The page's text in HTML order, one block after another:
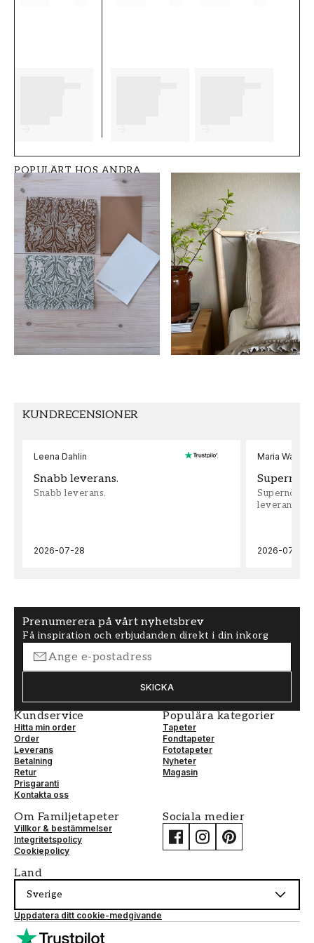
STIL
Klassisk 0,53
HÖJD (m)
10,05
MÖNSTER
Rutig
KOLLEKTION
Shaped spaces
FÄRG
Brun
TAPETTYP
Non-Woven
MÖNSTERPASSNING
Fri Passning
POPULÄRT HOS ANDRA
KUNDRECENSIONER
Leena Dahlin
Snabb leverans.
Snabb leverans.
2026-07-28
Maria
leveran,
2026-07-22
Prenumerera på vårt nyhetsbrev
Få inspiration och erbjudanden direkt i din inkorg
SKICKA
Kundservice
Hitta min order
Order
Leverans
Betalning
Retur
Prisgaranti
Kontakta oss
Populära kategorier
Tapeter
Fondtapeter
Fototapeter
Nyheter
Magasin
Om Familjetapeter
Villkor & bestämmelser
Integritetspolicy
Cookiepolicy
Sociala medier
Land
Sverige
Uppdatera ditt cookie-medgivande